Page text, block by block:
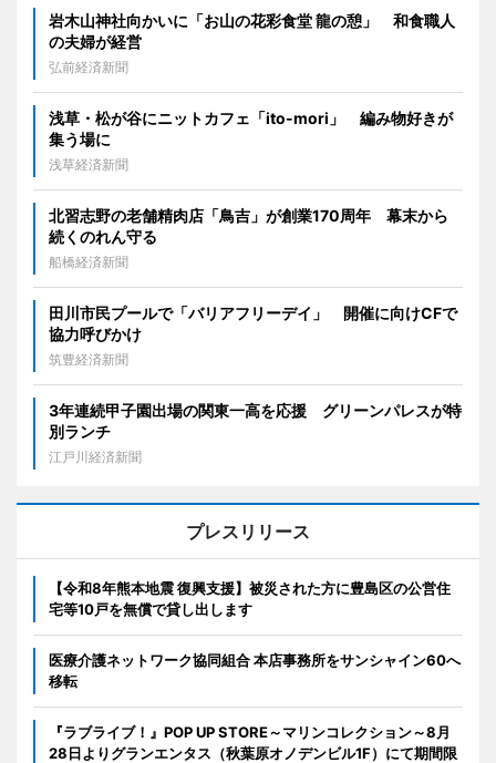
岩木山神社向かいに「お山の花彩食堂 龍の憩」 和食職人
の夫婦が経営
弘前経済新聞
浅草・松が谷にニットカフェ「ito-mori」 編み物好きが
集う場に
浅草経済新聞
北習志野の老舗精肉店「鳥吉」が創業170周年 幕末から
続くのれん守る
船橋経済新聞
田川市民プールで「バリアフリーデイ」 開催に向けCFで
協力呼びかけ
筑豊経済新聞
3年連続甲子園出場の関東一高を応援 グリーンパレスが特
別ランチ
江戸川経済新聞
プレスリリース
【令和8年熊本地震 復興支援】被災された方に豊島区の公営住
宅等10戸を無償で貸し出します
医療介護ネットワーク協同組合 本店事務所をサンシャイン60へ
移転
『ラブライブ！』POP UP STORE～マリンコレクション～8月
28日よりグランエンタス（秋葉原オノデンビル1F）にて期間限